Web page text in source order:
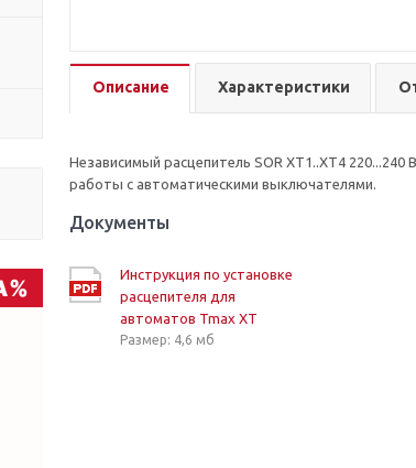
Описание Характеристики
Независимый расцепитель SOR XT1..XT4
работы с автоматическими выключателями.
Документы
Инструкция по установке
расцепителя для
автоматов Tmax XT
Размер: 4,6 мб